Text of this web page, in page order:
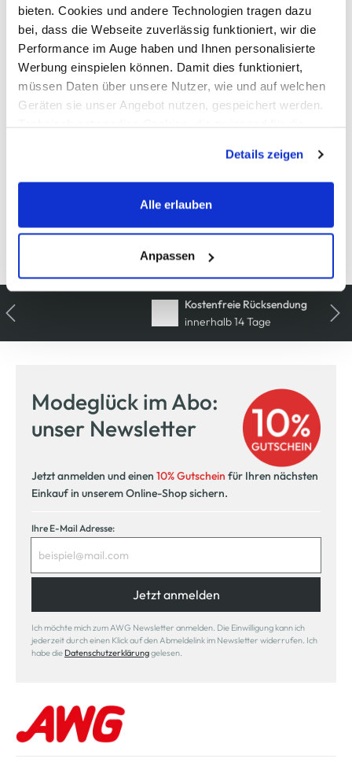
bieten. Cookies und andere Technologien tragen dazu
bei, dass die Webseite zuverlässig funktioniert, wir die
Performance im Auge haben und Ihnen personalisierte
Werbung einspielen können. Damit dies funktioniert,
müssen Daten über unsere Nutzer, wie und auf welchen
Geräten sie unser Angebot nutzen, gespeichert werden.
werden, werden bei der Nutzung der Webseite auf jeden
Fall gesetzt. Cookies von Drittanbietern für Analyse- oder
Trackingzwecke werden nur dann aktiviert, wenn Sie das
erlauben" bzw. "Alle erlauben" klicken. Mehr dazu
(einschließlich der Möglichkeit, die Einwilligungserklärung
zu ändern oder zu widerrufen) erfahren Sie in unserem
Cookie-Hinweisbzw. derDatenschutzerklärung.
Details zeigen
Alle erlauben
Anpassen
907079-pink
Material
Außenmaterial: 100% Baumwolle
Details zur Produktsicherheit anzeigen
Kostenfreie Rücksendung
innerhalb 14 Tage
Modeglück im Abo:
unser Newsletter
Jetzt anmelden und einen 10% Gutschein für Ihren nächsten
Einkauf in unserem Online-Shop sichern.
Ihre E-Mail Adresse:
Jetzt anmelden
Ich möchte mich zum AWG Newsletter anmelden. Die Einwilligung kann ich
jederzeit durch einen Klick auf den Abmeldelink im Newsletter widerrufen. Ich
habe die Datenschutzerklärunggelesen.